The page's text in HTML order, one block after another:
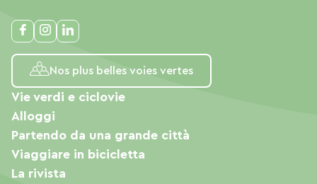
Nos plus belles voies vertes
Vie verdi e ciclovie
Alloggi
Partendo da una grande città
Viaggiare in bicicletta
La rivista